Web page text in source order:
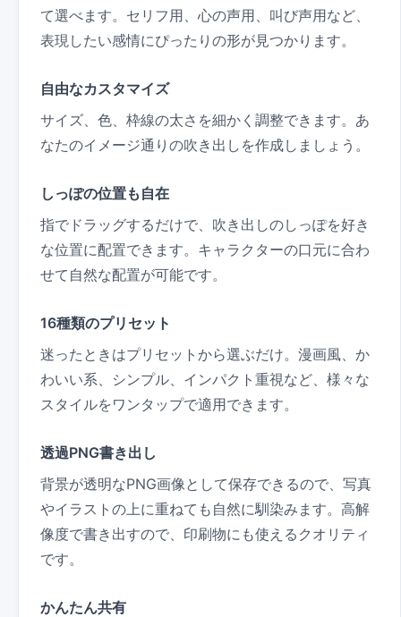
て選べます。セリフ用、心の声用、叫び声用など、
表現したい感情にぴったりの形が見つかります。
自由なカスタマイズ
サイズ、色、枠線の太さを細かく調整できます。あ
なたのイメージ通りの吹き出しを作成しましょう。
しっぽの位置も自在
指でドラッグするだけで、吹き出しのしっぽを好き
な位置に配置できます。キャラクターの口元に合わ
せて自然な配置が可能です。
16種類のプリセット
迷ったときはプリセットから選ぶだけ。漫画風、か
わいい系、シンプル、インパクト重視など、様々な
スタイルをワンタップで適用できます。
透過PNG書き出し
背景が透明なPNG画像として保存できるので、写真
やイラストの上に重ねても自然に馴染みます。高解
像度で書き出すので、印刷物にも使えるクオリティ
です。
かんたん共有